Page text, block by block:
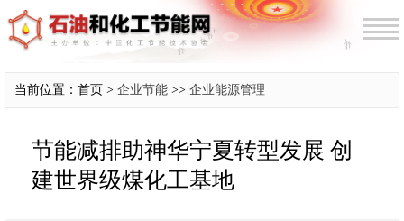
当前位置：首页 > 企业节能 >> 企业能源管理
节能减排助神华宁夏转型发展 创
建世界级煤化工基地